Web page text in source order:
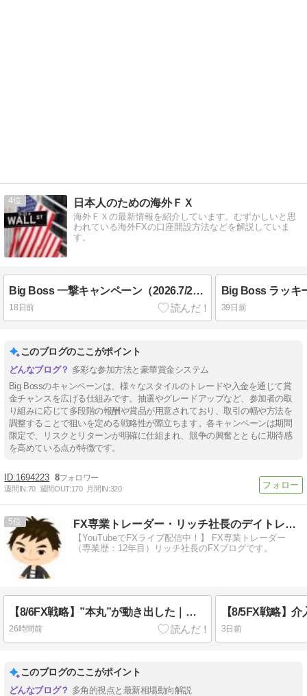
4 日本人のための海外ＦＸ
海外ＦＸの最新情報を紹介しています。むずかしいと思
われている海外FXの口座開設方法などを解説していま
す。
Big Boss 一撃キャンペーン（2026.7/21～12/20）
18日前 39日前
このブログのここがポイント
多彩な参加方法と豪華賞金システム
Big Bossのキャンペーンは、様々なスタイルのトレードや入金を通じて賞
金チャンスを広げる仕組みです。抽選やグレードアップなど、参加者の取
り組みに応じて多段階の報酬や賞品が用意されており、取引の幅や方法を
調整することで狙いを定める戦略性が際立ちます。各キャンペーンは期間
限定で、リスクとリターンが明確に仕組まれ、競争の興奮とともに期待感
を高めている点が特徴です。
1694223 8
週間IN:70 週間OUT:170 月間IN:320
5 FX専業トレーダー・リッチ社長のデイトレ・スキャルブログ
【YouTubeでFXライブ配信中！】 FX専業トレーダー
（専業歴：12年目）リッチ社長のFXブログです。
【8/6FX戦略】”本丸”が動き出した｜弱い米指標で利下げ寄りへ・金が4%急騰・明日はいよいよ雇用統計
26時間前 3日前
このブログのここがポイント
多角的視点と最新相場動向解説